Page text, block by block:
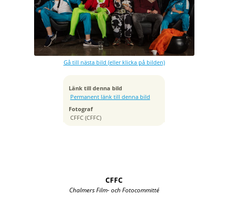
Gå till nästa bild (eller klicka på bilden)
Länk till denna bild
Permanent länk till denna bild
Fotograf
CFFC (CFFC)
Exponeringstid
1/200 sek
Bländare
f/7.1
Kamera
Canon EOS 5DS R
Tagen
ISO
100
Brännvidd
43 mm
CFFC
Chalmers Film- och Fotocommitté